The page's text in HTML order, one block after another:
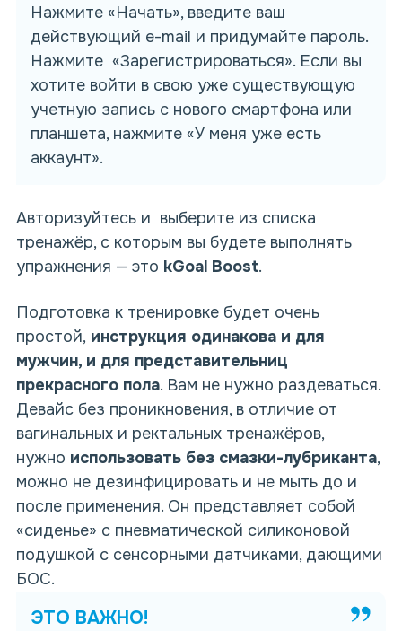
Нажмите «Начать», введите ваш
действующий e-mail и придумайте пароль.
Нажмите «Зарегистрироваться». Если вы
хотите войти в свою уже существующую
учетную запись с нового смартфона или
планшета, нажмите «У меня уже есть
аккаунт».
Авторизуйтесь и выберите из списка
тренажёр, с которым вы будете выполнять
упражнения — это kGoal Boost.
Подготовка к тренировке будет очень
простой, инструкция одинакова и для
мужчин, и для представительниц
прекрасного пола. Вам не нужно раздеваться.
Девайс без проникновения, в отличие от
вагинальных и ректальных тренажёров,
нужно использовать без смазки-лубриканта,
можно не дезинфицировать и не мыть до и
после применения. Он представляет собой
«сиденье» с пневматической силиконовой
подушкой с сенсорными датчиками, дающими
БОС.
ЭТО ВАЖНО!